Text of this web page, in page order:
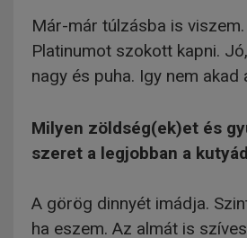
Már-már túlzásba is
Platinumot szokott kapni.
nagy és puha. Igy nem akad
Milyen zöldség(ek)et és
szeret a legjobban a
A görög dinnyét imádja.
ha eszem. Az almát is